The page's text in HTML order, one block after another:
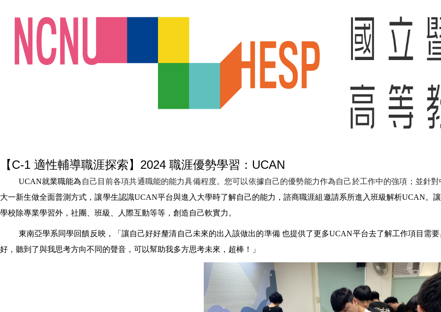
【C-1 適性輔導職涯探索】2024 職涯優勢學習：UCAN
UCAN就業職能為 自己目前各項共通職能的能力具備程度。您可以依據自己的優勢能力作為自己於工作中的強項；並針
大一新生做全面普測方式，讓學生認識UCAN平台與進入大學時了解自己的能力，諮商職涯組邀請系所進入班級解析UCAN。
學校除專業學習外，社團、班級、人際互動等等，創造自己軟實力。
東南亞學系同學回饋反映，
「讓自己好好釐清自己未來的出入該做出的準備 也提供了更多UCAN平台去了解工作項目需
好，聽到了與我思考方向不同的聲音，可以幫助我多方思考未來，超棒！」